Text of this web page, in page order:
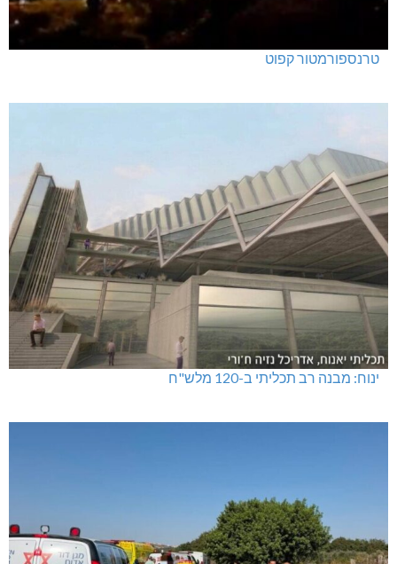
טרנספורמטור קפוט
ינוח: מבנה רב תכליתי ב-120 מלש"ח